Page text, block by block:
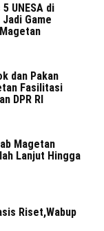
UNESA di
Game
dan Pakan
Fasilitasi
DPR RI
Magetan
Lanjut Hingga
Riset,Wabup